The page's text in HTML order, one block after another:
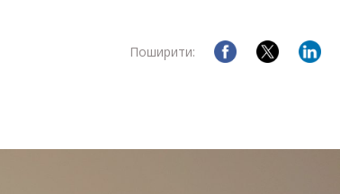
Поширити: